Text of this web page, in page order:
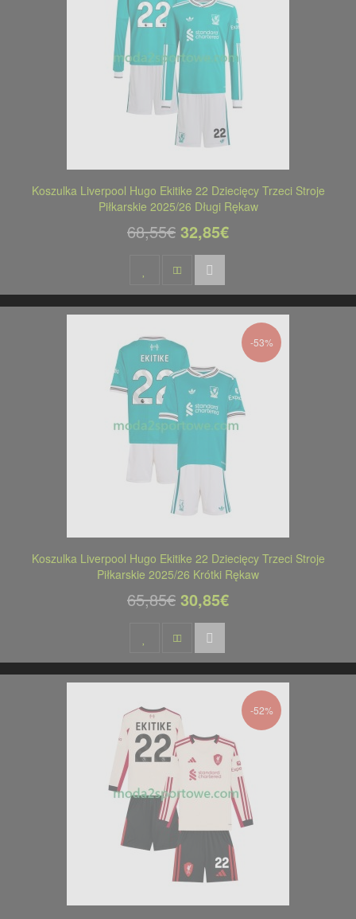
Koszulka Liverpool Hugo Ekitike 22 Dziecięcy Trzeci Stroje
Piłkarskie 2025/26 Długi Rękaw
68,55€ 32,85€
-53%
Koszulka Liverpool Hugo Ekitike 22 Dziecięcy Trzeci Stroje
Piłkarskie 2025/26 Krótki Rękaw
65,85€ 30,85€
-52%